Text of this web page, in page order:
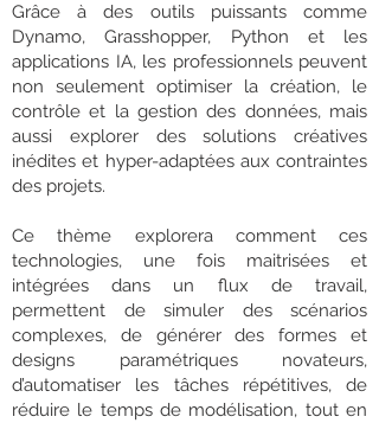
Grâce à des outils puissants comme
Dynamo, Grasshopper, Python et les
applications IA, les professionnels peuvent
non seulement optimiser la création, le
contrôle et la gestion des données, mais
aussi explorer des solutions créatives
inédites et hyper-adaptées aux contraintes
des projets.
Ce thème explorera comment ces
technologies, une fois maitrisées et
intégrées dans un flux de travail,
permettent de simuler des scénarios
complexes, de générer des formes et
designs paramétriques novateurs,
d’automatiser les tâches répétitives, de
réduire le temps de modélisation, tout en